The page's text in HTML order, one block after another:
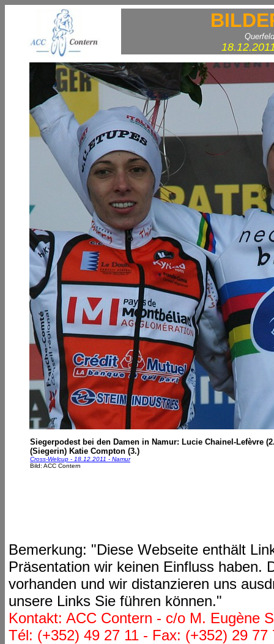
Siegerpodest bei den Damen in Namur: Lucie Chainel-Lefèvre
(Siegerin) Katie Compton (3.)
Cross-Welcup - 18.12.2011 - Namur
Bild: ACC Contern
Bemerkung: "Diese Webseite enthält
Präsentation wir keinen Einfluss haben.
vorhanden und wir distanzieren uns
unsere Links Sie führen können."
Kontakt: ACC Contern - c/o M. Eugène
Tél: (+352) 49 27 11 - Fax: (+352) 29